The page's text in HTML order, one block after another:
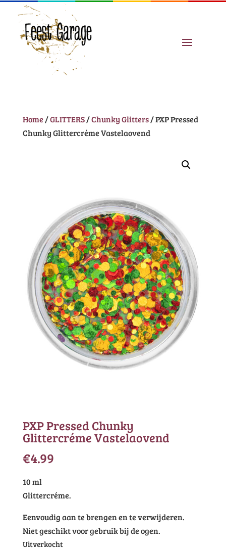
Home /GLITTERS/Chunky Glitters/ PXP Pressed
Chunky Glittercréme Vastelaovend
PXP Pressed Chunky
Glittercréme Vastelaovend
€4.99
10 ml
Glittercréme.
Eenvoudig aan te brengen en te verwijderen.
Niet geschikt voor gebruik bij de ogen.
Uitverkocht